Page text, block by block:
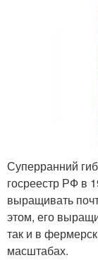
Суперранний
госреестр РФ в
выращивать
этом, его
так и в
масштабах.